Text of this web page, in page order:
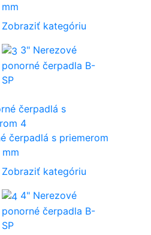
Zobraziť kategóriu
3" Nerezové
ponorné čerpadla B-
SP
čerpadlá s priemerom
Zobraziť kategóriu
4" Nerezové
ponorné čerpadla B-
SP